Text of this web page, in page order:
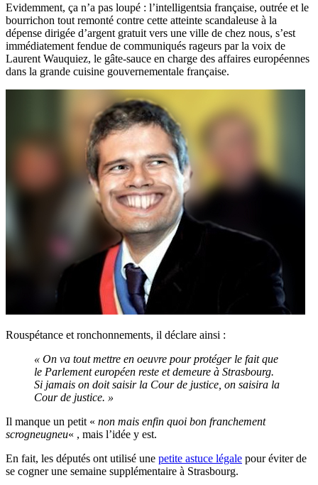
Evidemment, ça n’a pas loupé : l’intelligentsia française, outrée et le
bourrichon tout remonté contre cette atteinte scandaleuse à la
dépense dirigée d’argent gratuit vers une ville de chez nous, s’est
immédiatement fendue de communiqués rageurs par la voix de
Laurent Wauquiez, le gâte-sauce en charge des affaires européennes
dans la grande cuisine gouvernementale française.
Rouspétance et ronchonnements, il déclare ainsi :
« On va tout mettre en oeuvre pour protéger le fait que
le Parlement européen reste et demeure à Strasbourg.
Si jamais on doit saisir la Cour de justice, on saisira la
Cour de justice. »
Il manque un petit « non mais enfin quoi bon franchement
scrogneugneu« , mais l’idée y est.
En fait, les députés ont utilisé une petite astuce légale pour éviter de
se cogner une semaine supplémentaire à Strasbourg.